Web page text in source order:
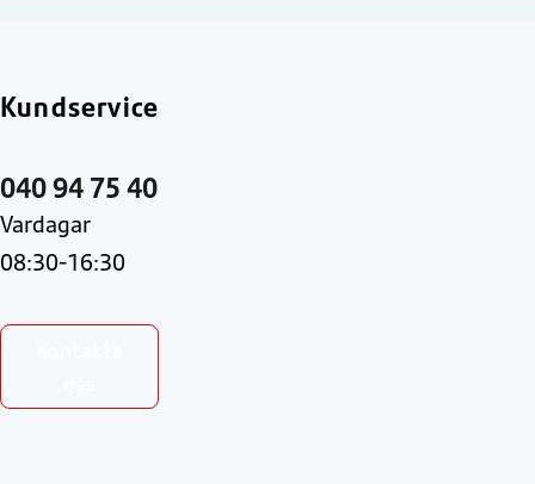
Kundservice
040 94 75 40
Vardagar
08:30-16:30